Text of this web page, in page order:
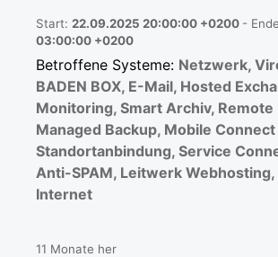
Start: 22.09.2025 20:00:00 +0200 -
03:00:00 +0200
Betroffene Systeme: Netzwerk,
BADEN BOX, E-Mail, Hosted
Monitoring, Smart Archiv, Remote
Managed Backup, Mobile
Standortanbindung, Service
Anti-SPAM, Leitwerk Webhosting,
Internet
11 Monate her